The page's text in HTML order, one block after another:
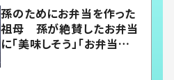
孫のためにお弁当を作った
祖母 孫が絶賛したお弁当
に「美味しそう」「お弁当すご